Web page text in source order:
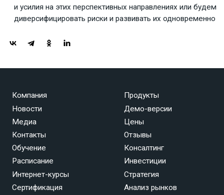
и усилия на этих перспективных направлениях или будем
диверсифицировать риски и развивать их одновременно
Компания
Новости
Медиа
Контакты
Продукты
Демо-версии
Цены
Отзывы
Обучение
Расписание
Интернет-курсы
Сертификация
Консалтинг
Инвестиции
Стратегия
Анализ рынков